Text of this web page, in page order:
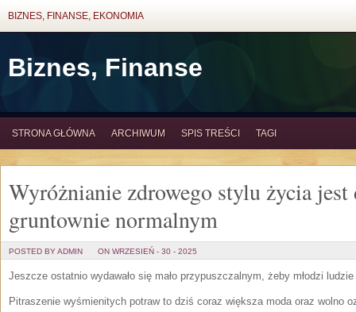
BIZNES, FINANSE, EKONOMIA
Biznes, Finanse
STRONA GŁÓWNA ARCHIWUM SPIS TREŚCI TAGI
Wyróżnianie zdrowego stylu życia
gruntownie normalnym
POSTED BY ADMIN ON WRZESIEŃ - 30 - 2025
Jeszcze ostatnio wydawało się mało przypuszczalnym, żeby młodzi
Pitraszenie wyśmienitych potraw to dziś coraz większa moda oraz wolno